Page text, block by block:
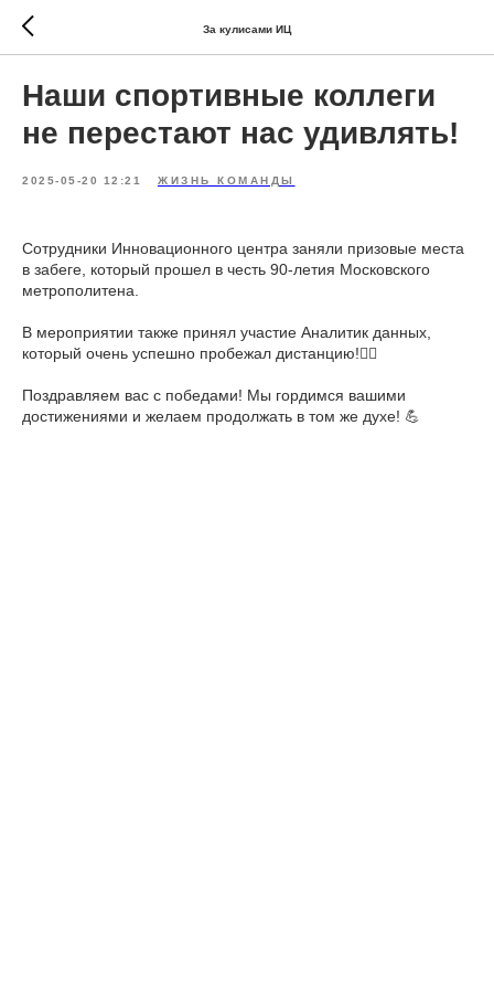
За кулисами ИЦ
Наши спортивные коллеги
не перестают нас удивлять!
2025-05-20 12:21 ЖИЗНЬ КОМАНДЫ
Сотрудники Инновационного центра заняли призовые места
в забеге, который прошел в честь 90‑летия Московского
метрополитена.
В мероприятии также принял участие Аналитик данных,
который очень успешно пробежал дистанцию!🏃‍♀️
Поздравляем вас с победами! Мы гордимся вашими
достижениями и желаем продолжать в том же духе! 💪